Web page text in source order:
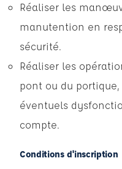
Réaliser les
manutention en
sécurité.
Réaliser les
pont ou du
éventuels
compte.
Conditions d'inscription